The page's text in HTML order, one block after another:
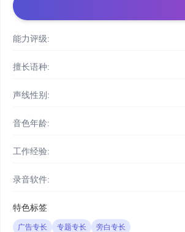
能力评级:
擅长语种:
声线性别:
音色年龄:
工作经验:
录音软件:
特色标签
广告专长 专题专长 旁白专长